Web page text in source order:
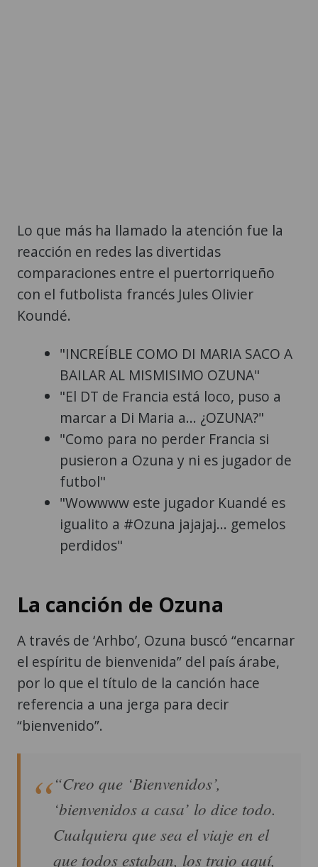
Lo que más ha llamado la atención fue la
reacción en redes las divertidas
comparaciones entre el puertorriqueño
con el futbolista francés Jules Olivier
Koundé.
"INCREÍBLE COMO DI MARIA SACO A
BAILAR AL MISMISIMO OZUNA"
"El DT de Francia está loco, puso a
marcar a Di Maria a... ¿OZUNA?"
"Como para no perder Francia si
pusieron a Ozuna y ni es jugador de
futbol"
"Wowwww este jugador Kuandé es
igualito a #Ozuna jajajaj... gemelos
perdidos"
La canción de Ozuna
A través de ‘Arhbo’, Ozuna buscó “encarnar
el espíritu de bienvenida” del país árabe,
por lo que el título de la canción hace
referencia a una jerga para decir
“bienvenido”.
“Creo que ‘Bienvenidos’,
‘bienvenidos a casa’ lo dice todo.
Cualquiera que sea el viaje en el
que todos estaban, los trajo aquí,